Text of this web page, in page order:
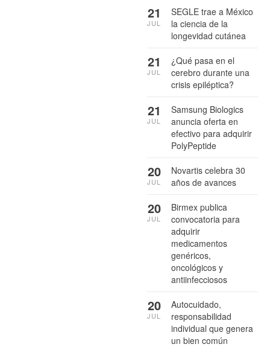
SEGLE trae a México
la ciencia de la
longevidad cutánea
21
JUL
¿Qué pasa en el
cerebro durante una
crisis epiléptica?
21
JUL
Samsung Biologics
anuncia oferta en
efectivo para adquirir
PolyPeptide
21
JUL
Novartis celebra 30
años de avances
20
JUL
Birmex publica
convocatoria para
adquirir
medicamentos
genéricos,
oncológicos y
antiinfecciosos
20
JUL
Autocuidado,
responsabilidad
individual que genera
un bien común
20
JUL